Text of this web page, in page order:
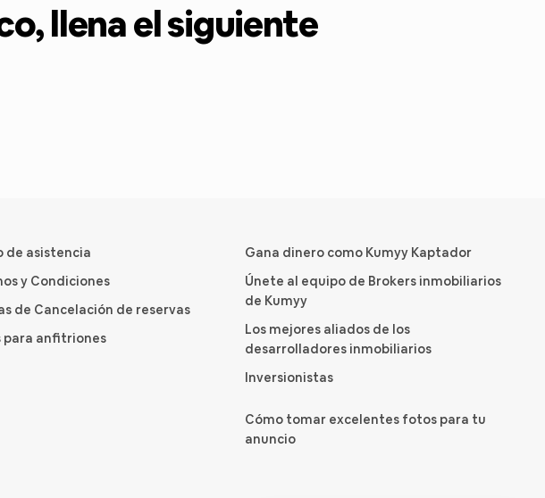
llena el siguiente
de asistencia
y Condiciones
de Cancelación de reservas
para anfitriones
Gana dinero como Kumyy Kaptador
Únete al equipo de Brokers inmobiliarios
de Kumyy
Los mejores aliados de los
desarrolladores inmobiliarios
Inversionistas
Cómo tomar excelentes fotos para tu
anuncio